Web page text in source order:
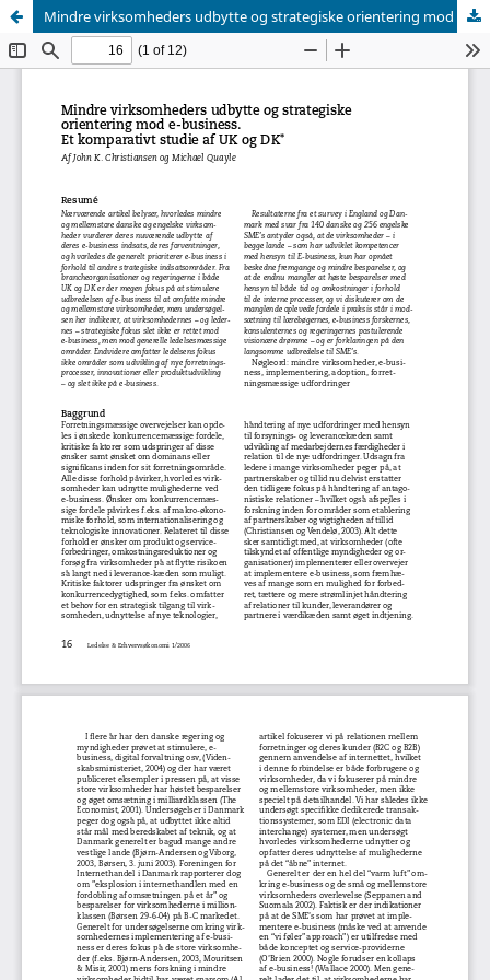
Mindre virksomheders udbytte og strategiske orientering mod e-business: Et komparativt studie af UK og DK